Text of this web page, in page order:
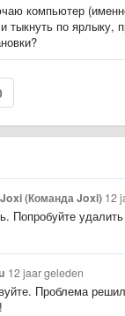
компьютер
тыкнуть по ярлыку,
(Команда Joxi) 12
Попробуйте
12 jaar geleden
Проблема